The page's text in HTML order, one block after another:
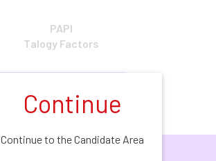
PAPI
Talogy Factors
Continue
Continue to the Candidate Area